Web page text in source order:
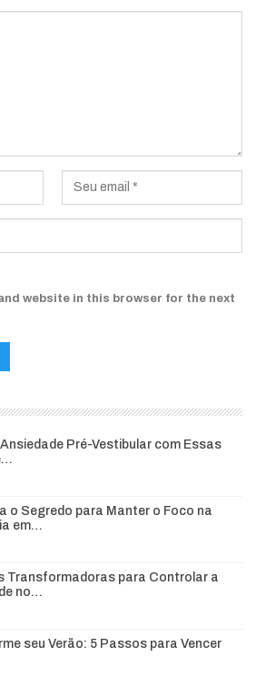
website in this browser for the next
Pré-Vestibular com Essas
o Segredo para Manter o Foco na
em…
Transformadoras para Controlar a
no…
seu Verão: 5 Passos para Vencer